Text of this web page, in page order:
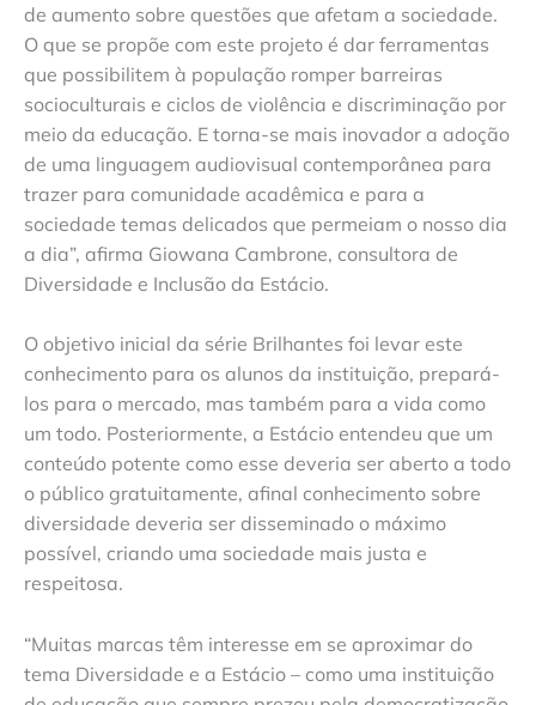
de aumento sobre questões que afetam a sociedade.
O que se propõe com este projeto é dar ferramentas
que possibilitem à população romper barreiras
socioculturais e ciclos de violência e discriminação por
meio da educação. E torna-se mais inovador a adoção
de uma linguagem audiovisual contemporânea para
trazer para comunidade acadêmica e para a
sociedade temas delicados que permeiam o nosso dia
a dia”, afirma Giowana Cambrone, consultora de
Diversidade e Inclusão da Estácio.
O objetivo inicial da série Brilhantes foi levar este
conhecimento para os alunos da instituição, prepará-
los para o mercado, mas também para a vida como
um todo. Posteriormente, a Estácio entendeu que um
conteúdo potente como esse deveria ser aberto a todo
o público gratuitamente, afinal conhecimento sobre
diversidade deveria ser disseminado o máximo
possível, criando uma sociedade mais justa e
respeitosa.
“Muitas marcas têm interesse em se aproximar do
tema Diversidade e a Estácio – como uma instituição